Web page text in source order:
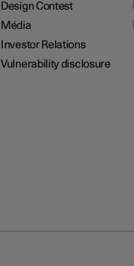
Design Contest
Média
Investor Relations
Vulnerability disclosure